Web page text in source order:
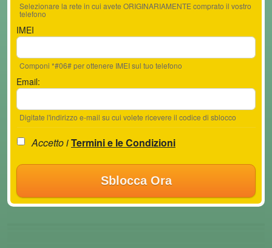
Selezionare la rete in cui avete ORIGINARIAMENTE comprato il vostro
telefono
IMEI
Componi *#06# per ottenere IMEI sul tuo telefono
Email:
Digitate l'indirizzo e-mail su cui volete ricevere il codice di sblocco
Accetto iTermini e le Condizioni
Sblocca Ora